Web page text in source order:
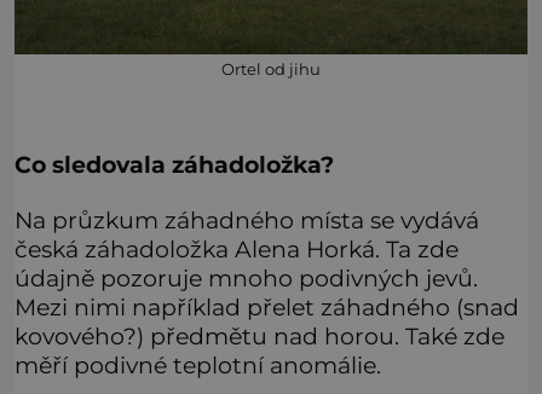
Ortel od jihu
Co sledovala záhadoložka?
Na průzkum záhadného místa se vydává
česká záhadoložka Alena Horká. Ta zde
údajně pozoruje mnoho podivných jevů.
Mezi nimi například přelet záhadného (snad
kovového?) předmětu nad horou. Také zde
měří podivné teplotní anomálie.